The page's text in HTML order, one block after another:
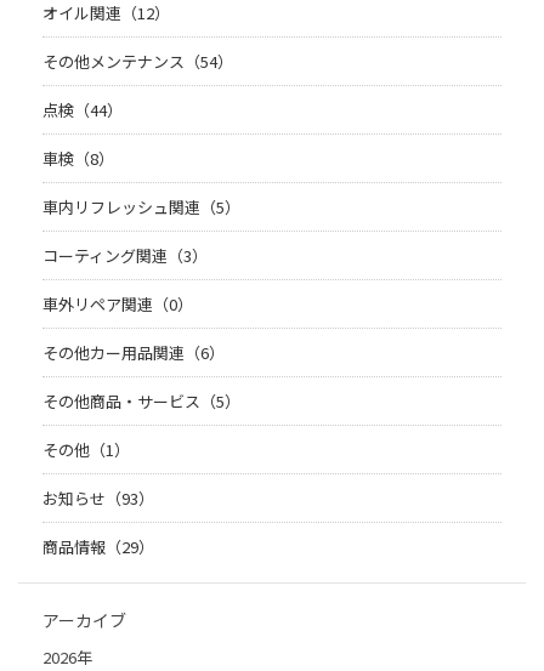
オイル関連（12）
その他メンテナンス（54）
点検（44）
車検（8）
車内リフレッシュ関連（5）
コーティング関連（3）
車外リペア関連（0）
その他カー用品関連（6）
その他商品・サービス（5）
その他（1）
お知らせ（93）
商品情報（29）
アーカイブ
2026年